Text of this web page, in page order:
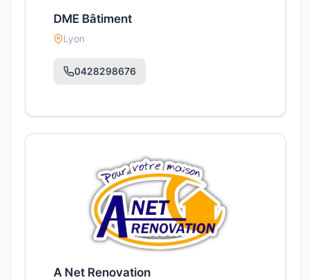
DME Bâtiment
Lyon
0428298676
A Net Renovation